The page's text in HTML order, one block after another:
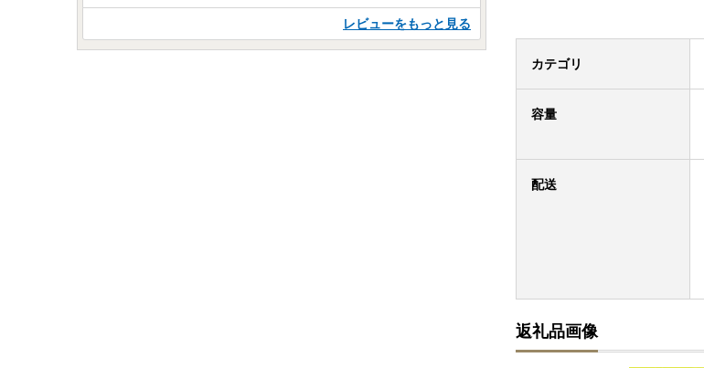
カテゴリ
容量
配送
返礼品画像
レビューをもっと見る